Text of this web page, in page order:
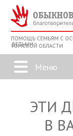
ПОМОЩЬ СЕМЬЯМ С
ДЕТЬМИ
ТОМСКОЙ ОБЛАСТИ
ЭТИ
В